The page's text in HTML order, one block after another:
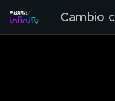
Cambio